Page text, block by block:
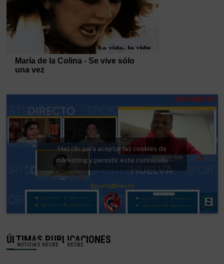
Haz clic para aceptar las cookies de
márketing y permitir este contenido
ÚLTIMAS PUBLICACIONES
NOTICIAS RECRE RECRE